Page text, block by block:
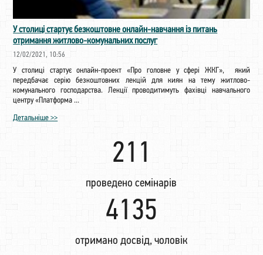
У столиці стартує безкоштовне онлайн-навчання із питань
отримання житлово-комунальних послуг
12/02/2021, 10:56
У столиці стартує онлайн-проект «Про головне у сфері ЖКГ», який
передбачає серію безкоштовних лекцій для киян на тему житлово-
комунального господарства. Лекції проводитимуть фахівці навчального
центру «Платформа ...
Детальніше >>
221
проведено семінарів
4336
отримано досвід, чоловік